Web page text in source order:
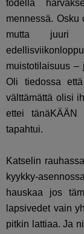
todella
mennessä.
mutta juuri
muistotilaisuus –
Oli tiedossa
välttämättä olisi
ettei tänäKÄÄN
tapahtui.
Katselin
kyykky-
hauskaa jos
lapsivedet vain
pitkin lattiaa. Ja